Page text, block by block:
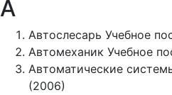
А
Автослесарь Учебное
Автомеханик Учебное
Автоматические
(2006)